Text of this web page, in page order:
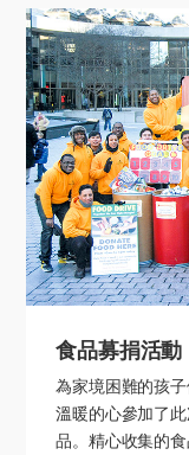
食品募捐活動
為家境困難的孩
溫暖的心參加了
品。精心收集的